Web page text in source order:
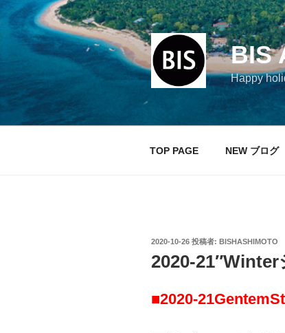
コ
ン
ツ
へ
キ
BIS
Happy
TOP PAGE NEW ブログ
投
日:
2020-10-26 投稿者: BISHASHIMOTO
2020-
■2020-